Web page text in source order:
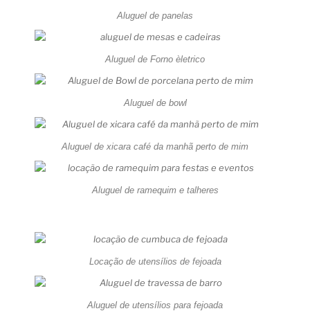
Aluguel de panelas
Aluguel de Forno èletrico
Aluguel de bowl
Aluguel de xicara café da manhã perto de mim
Aluguel de ramequim e talheres
Locação de utensílios de fejoada
Aluguel de utensílios para fejoada